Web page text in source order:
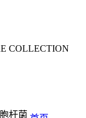
COLLECTION
杆菌